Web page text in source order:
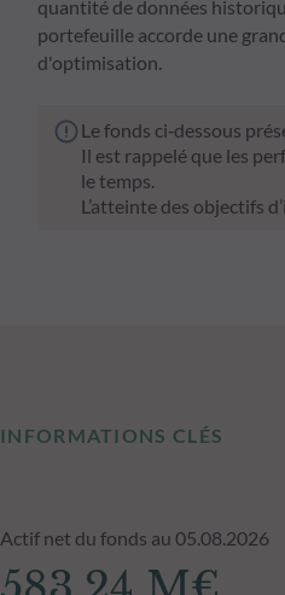
quantité de données
portefeuille accorde une
d'optimisation.
Le fonds ci‑dessous
Il est rappelé que les
le temps.
L’atteinte des objectifs
INFORMATIONS CLÉS
Actif net du fonds au 05.08.2026